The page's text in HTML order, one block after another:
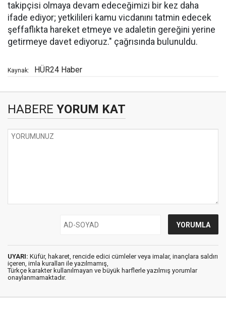
takipçisi olmaya devam edeceğimizi bir kez daha
ifade ediyor; yetkilileri kamu vicdanını tatmin edecek
şeffaflıkta hareket etmeye ve adaletin gereğini yerine
getirmeye davet ediyoruz." çağrısında bulunuldu.
Kaynak: HÜR24 Haber
HABERE YORUM KAT
UYARI: Küfür, hakaret, rencide edici cümleler veya imalar, inançlara saldırı
içeren, imla kuralları ile yazılmamış,
Türkçe karakter kullanılmayan ve büyük harflerle yazılmış yorumlar
onaylanmamaktadır.